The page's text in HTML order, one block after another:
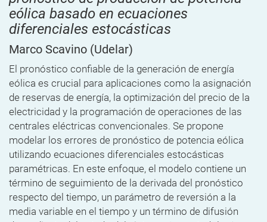
eólica basado en ecuaciones
diferenciales estocásticas
Marco Scavino (Udelar)
El pronóstico confiable de la generación de energía
eólica es crucial para aplicaciones como la asignación
de reservas de energía, la optimización del precio de la
electricidad y la programación de operaciones de las
centrales eléctricas convencionales. Se propone
modelar los errores de pronóstico de potencia eólica
utilizando ecuaciones diferenciales estocásticas
paramétricas. En este enfoque, el modelo contiene un
término de seguimiento de la derivada del pronóstico
respecto del tiempo, un parámetro de reversión a la
media variable en el tiempo y un término de difusión